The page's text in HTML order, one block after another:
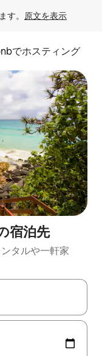
す。 原文を表示
でホスティング
宿⁠泊⁠先
タ⁠ルや一⁠軒⁠家
ーを使って移動するか